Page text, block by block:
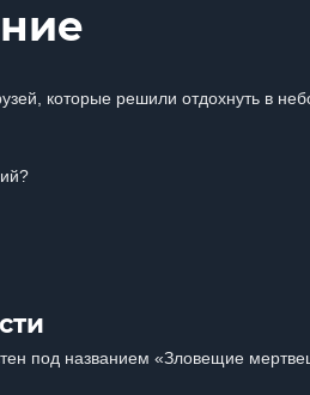
которые решили отдохнуть в
под названием «Зловещие